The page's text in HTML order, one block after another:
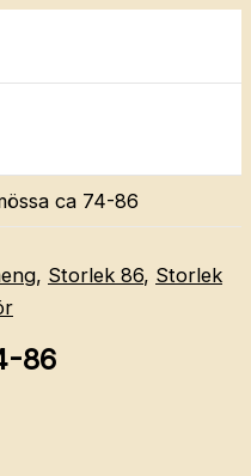
ca 74-86
, Storlek 86, Storlek
86